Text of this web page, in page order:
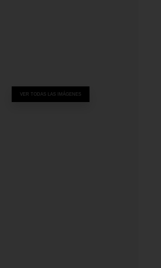
VER TODAS LAS IMÁGENES